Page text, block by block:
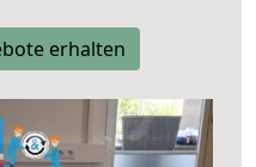
erhalten